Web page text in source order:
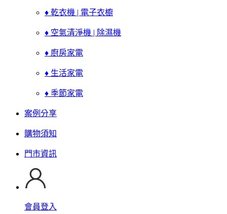
♦ 乾衣機 | 電子衣櫥
♦ 空氣清淨機 | 除濕機
♦ 廚房家電
♦ 生活家電
♦ 季節家電
案例分享
購物須知
門市資訊
會員登入